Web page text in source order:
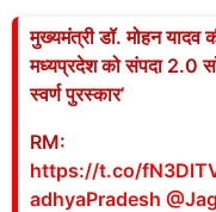
मुख्यमंत्री डॉ. मोहन यादव
मध्यप्रदेश को संपदा 2.0
स्वर्ण पुरस्कार’
RM:
https://t.co/
adhyaPradesh